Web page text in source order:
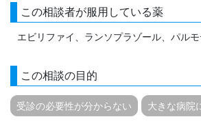
この相談者が服用している薬
エビリファイ、ランソプラゾール、パル
この相談の目的
受診の必要性が分からない 大きな病院